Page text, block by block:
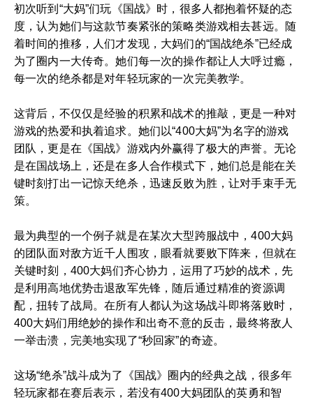
初次听到“大妈”们玩《国战》时，很多人都抱着怀疑的态
度，认为她们与这款节奏紧张的策略类游戏相去甚远。随
着时间的推移，人们才发现，大妈们的“国战绝杀”已经成
为了圈内一大传奇。她们每一次的操作都让人大呼过瘾，
每一次的绝杀都是对年轻玩家的一次完美教学。
这背后，不仅仅是经验的积累和战术的推敲，更是一种对
游戏的热爱和执着追求。她们以“400大妈”为名字的游戏
团队，更是在《国战》游戏内外赢得了极大的声誉。无论
是在国战场上，还是在多人合作模式下，她们总是能在关
键时刻打出一记惊天绝杀，迅速反败为胜，让对手束手无
策。
最为典型的一个例子就是在某次大型跨服战中，400大妈
的团队面对敌方近千人围攻，眼看就要败下阵来，但就在
关键时刻，400大妈们齐心协力，运用了巧妙的战术，先
是利用高地优势击退敌军先锋，随后通过精准的资源调
配，扭转了战局。在所有人都认为这场战斗即将落败时，
400大妈们用绝妙的操作和出奇不意的反击，最终将敌人
一举击溃，完美地实现了“秒回家”的奇迹。
这场“绝杀”战斗成为了《国战》圈内的经典之战，很多年
轻玩家都在赛后表示，若没有400大妈团队的英勇和智